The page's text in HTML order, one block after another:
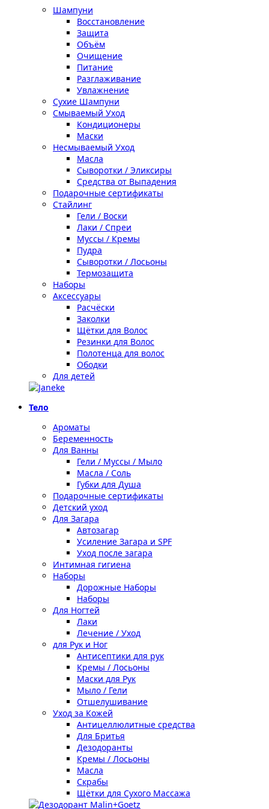
Шампуни
Восстановление
Защита
Объём
Очищение
Питание
Разглаживание
Увлажнение
Сухие Шампуни
Смываемый Уход
Кондиционеры
Маски
Несмываемый Уход
Масла
Сыворотки / Эликсиры
Средства от Выпадения
Подарочные сертификаты
Стайлинг
Гели / Воски
Лаки / Спреи
Муссы / Кремы
Пудра
Сыворотки / Лосьоны
Термозащита
Наборы
Аксессуары
Расчёски
Заколки
Щётки для Волос
Резинки для Волос
Полотенца для волос
Ободки
Для детей
Тело
Ароматы
Беременность
Для Ванны
Гели / Муссы / Мыло
Масла / Соль
Губки для Душа
Подарочные сертификаты
Детский уход
Для Загара
Автозагар
Усиление Загара и SPF
Уход после загара
Интимная гигиена
Наборы
Дорожные Наборы
Наборы
Для Ногтей
Лаки
Лечение / Уход
для Рук и Ног
Антисептики для рук
Кремы / Лосьоны
Маски для Рук
Мыло / Гели
Отшелушивание
Уход за Кожей
Антицеллюлитные средства
Для Бритья
Дезодоранты
Кремы / Лосьоны
Масла
Скрабы
Щётки для Сухого Массажа